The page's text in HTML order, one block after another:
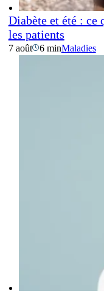
Diabète et été : ce
les patients
7 août 6 minMaladies